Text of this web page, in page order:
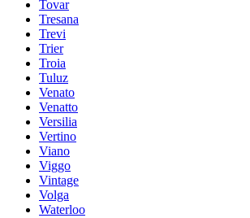
Tovar
Tresana
Trevi
Trier
Troia
Tuluz
Venato
Venatto
Versilia
Vertino
Viano
Viggo
Vintage
Volga
Waterloo